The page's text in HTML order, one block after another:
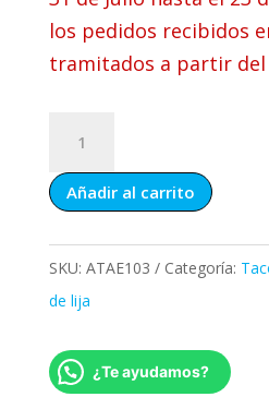
los pedidos recibidos
tramitados a partir del
lija
grueso
cantidad
Añadir al carrito
SKU: ATAE103 Categoría:
de lija
¿Te ayudamos?